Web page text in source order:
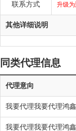
联系方式 升级为
其他详细说明
同类代理信息
代理意向
我要代理我要代理鸿
我要代理我要代理鸿